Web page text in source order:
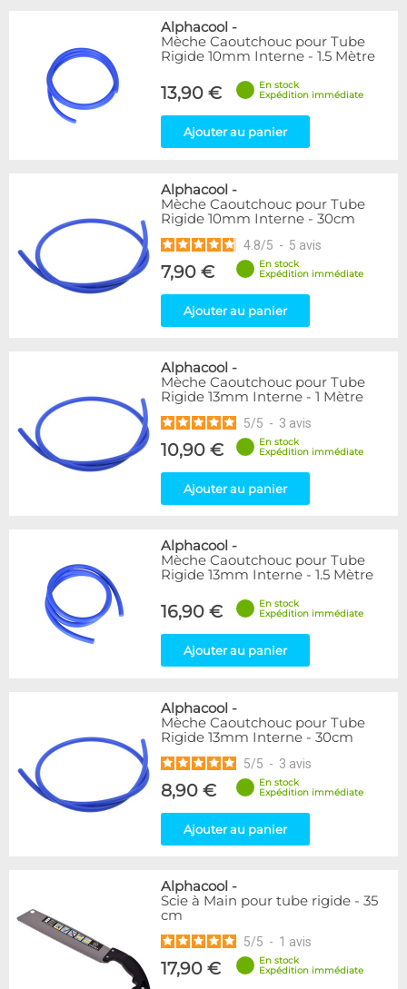
Alphacool -
Mèche Caoutchouc pour Tube
Rigide 10mm Interne - 1.5 Mètre
13,90 €
En stock
Expédition immédiate
Ajouter au panier
Alphacool -
Mèche Caoutchouc pour Tube
Rigide 10mm Interne - 30cm
4.8/5 - 5 avis
7,90 €
En stock
Expédition immédiate
Ajouter au panier
Alphacool -
Mèche Caoutchouc pour Tube
Rigide 13mm Interne - 1 Mètre
5/5 - 3 avis
10,90 €
En stock
Expédition immédiate
Ajouter au panier
Alphacool -
Mèche Caoutchouc pour Tube
Rigide 13mm Interne - 1.5 Mètre
16,90 €
En stock
Expédition immédiate
Ajouter au panier
Alphacool -
Mèche Caoutchouc pour Tube
Rigide 13mm Interne - 30cm
5/5 - 3 avis
8,90 €
En stock
Expédition immédiate
Ajouter au panier
Alphacool -
Scie à Main pour tube rigide - 35
cm
5/5 - 1 avis
17,90 €
En stock
Expédition immédiate